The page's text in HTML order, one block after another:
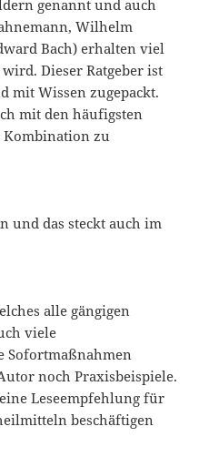
genannt und auch
Wilhelm
Bach) erhalten viel
wird. Dieser Ratgeber ist
mit Wissen zugepackt.
mit den häufigsten
zu
und das steckt auch im
alle gängigen
viele
Sofortmaßnahmen
noch Praxisbeispiele.
Leseempfehlung für
beschäftigen